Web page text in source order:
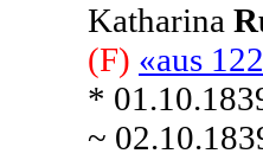
Katharina
(F) «aus
*
~